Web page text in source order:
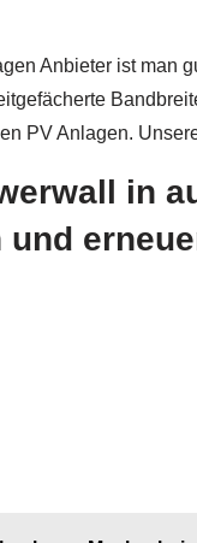
Anbieter ist man
PV Anlagen.
in
und